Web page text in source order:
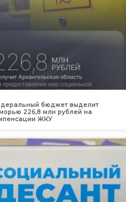
бюджет выделит
226,8 млн рублей на
ЖКУ